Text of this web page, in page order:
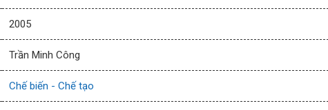
2005
Trần Minh Công
Chế biến - Chế tạo